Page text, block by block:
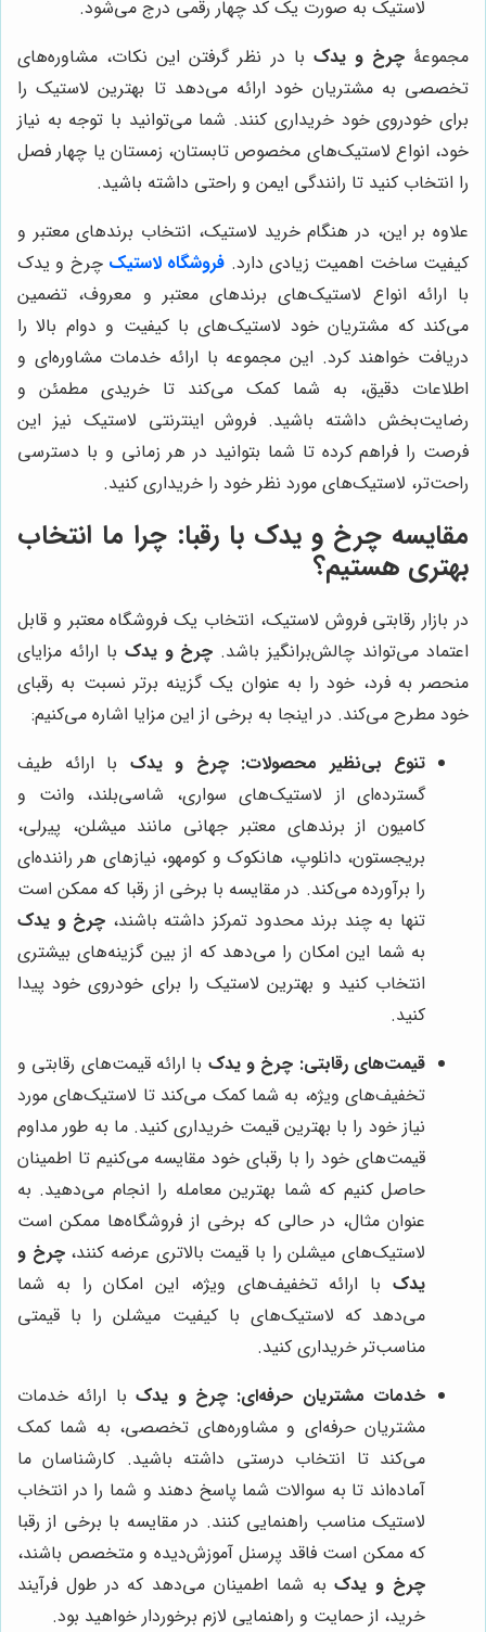
لاستیک به صورت یک کد چهار رقمی درج می‌شود.
مجموعۀچرخ و یدک با در نظر گرفتن این نکات، مشاوره‌های
تخصصی به مشتریان خود ارائه می‌دهد تا بهترین لاستیک را
برای خودروی خود خریداری کنند. شما می‌توانید با توجه به نیاز
خود، انواع لاستیک‌های مخصوص تابستان، زمستان یا چهار فصل
را انتخاب کنید تا رانندگی ایمن و راحتی داشته باشید.
علاوه بر این، در هنگام خرید لاستیک، انتخاب برندهای معتبر و
کیفیت ساخت اهمیت زیادی دارد. فروشگاه لاستیک چرخ و یدک
با ارائه انواع لاستیک‌های برندهای معتبر و معروف، تضمین
می‌کند که مشتریان خود لاستیک‌های با کیفیت و دوام بالا را
دریافت خواهند کرد. این مجموعه با ارائه خدمات مشاوره‌ای و
اطلاعات دقیق، به شما کمک می‌کند تا خریدی مطمئن و
رضایت‌بخش داشته باشید. فروش اینترنتی لاستیک نیز این
فرصت را فراهم کرده تا شما بتوانید در هر زمانی و با دسترسی
راحت‌تر، لاستیک‌های مورد نظر خود را خریداری کنید.
مقایسه چرخ و یدک با رقبا: چرا ما انتخاب
بهتری هستیم؟
در بازار رقابتی فروش لاستیک، انتخاب یک فروشگاه معتبر و قابل
اعتماد می‌تواند چالش‌برانگیز باشد. چرخ و یدک با ارائه مزایای
منحصر به فرد، خود را به عنوان یک گزینه برتر نسبت به رقبای
خود مطرح می‌کند. در اینجا به برخی از این مزایا اشاره می‌کنیم:
تنوع بی‌نظیر محصولات: چرخ و یدک با ارائه طیف
گسترده‌ای از لاستیک‌های سواری، شاسی‌بلند، وانت و
کامیون از برندهای معتبر جهانی مانند میشلن، پیرلی،
بریجستون، دانلوپ، هانکوک و کومهو، نیازهای هر راننده‌ای
را برآورده می‌کند. در مقایسه با برخی از رقبا که ممکن است
تنها به چند برند محدود تمرکز داشته باشند، چرخ و یدک
به شما این امکان را می‌دهد که از بین گزینه‌های بیشتری
انتخاب کنید و بهترین لاستیک را برای خودروی خود پیدا
کنید.
قیمت‌های رقابتی: چرخ و یدک با ارائه قیمت‌های رقابتی و
تخفیف‌های ویژه، به شما کمک می‌کند تا لاستیک‌های مورد
نیاز خود را با بهترین قیمت خریداری کنید. ما به طور مداوم
قیمت‌های خود را با رقبای خود مقایسه می‌کنیم تا اطمینان
حاصل کنیم که شما بهترین معامله را انجام می‌دهید. به
عنوان مثال، در حالی که برخی از فروشگاه‌ها ممکن است
لاستیک‌های میشلن را با قیمت بالاتری عرضه کنند،چرخ و
یدک با ارائه تخفیف‌های ویژه، این امکان را به شما
می‌دهد که لاستیک‌های با کیفیت میشلن را با قیمتی
مناسب‌تر خریداری کنید.
خدمات مشتریان حرفه‌ای: چرخ و یدکبا ارائه خدمات
مشتریان حرفه‌ای و مشاوره‌های تخصصی، به شما کمک
می‌کند تا انتخاب درستی داشته باشید. کارشناسان ما
آماده‌اند تا به سوالات شما پاسخ دهند و شما را در انتخاب
لاستیک مناسب راهنمایی کنند. در مقایسه با برخی از رقبا
که ممکن است فاقد پرسنل آموزش‌دیده و متخصص باشند،
چرخ و یدکبه شما اطمینان می‌دهد که در طول فرآیند
خرید، از حمایت و راهنمایی لازم برخوردار خواهید بود.